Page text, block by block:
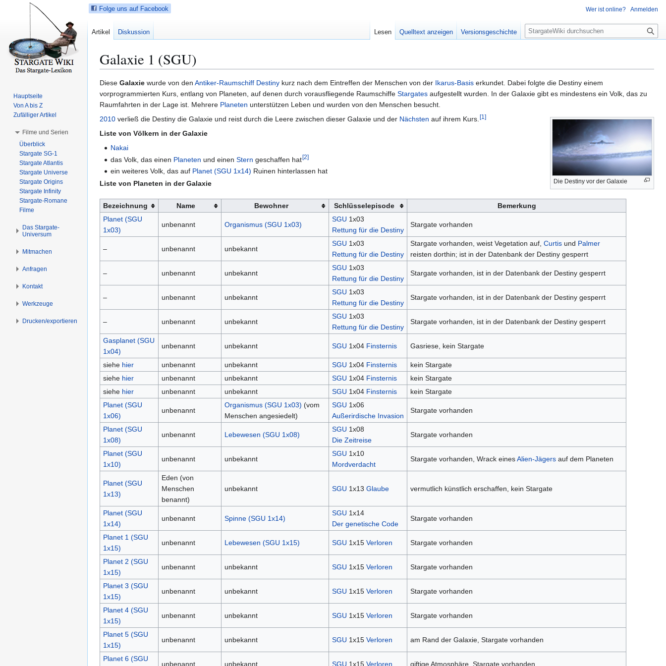
Galaxie 1 (SGU)
Z
u
r
N
v
t
n
p
Z
u
r
S
c
p
n
e
Diese Galaxie wurde von den Antiker-Raumschiff Destiny kurz nach dem Eintreffen der Menschen von der Ikarus-Basis erkundet. Dabei folgte die Destiny einem
vorprogrammierten Kurs, entlang von Planeten, auf denen durch vorausfliegende Raumschiffe Stargates aufgestellt wurden. In der Galaxie gibt es mindestens ein Volk, das zu
Raumfahrten in der Lage ist. Mehrere Planeten unterstützen Leben und wurden von den Menschen besucht.
Die Destiny vor der Galaxie
2010 verließ die Destiny die Galaxie und reist durch die Leere zwischen dieser Galaxie und der Nächsten auf ihrem Kurs.[1 ]
Liste von Völkern in der Galaxie
Nakai
das Volk, das einen Planeten und einenStern geschaffen hat[2]
ein weiteres Volk, das auf Planet (SGU 1x14) Ruinen hinterlassen hat
Liste von Planeten in der Galaxie
Bezeichnung Name Bewohner Schlüsselepisode
Bemerkung
Planet (SGU
1x03)
unbenannt Organismus (SGU 1x03)
SGU 1x03
Rettung für die Destiny
Stargate vorhanden
– unbenannt unbekannt
SGU 1x03
Rettung für die Destiny
Stargate vorhanden, weist Vegetation auf, Curtisund Palmer
reisten dorthin; ist in der Datenbank der Destiny gesperrt
– unbenannt unbekannt
SGU 1x03
Rettung für die Destiny
Stargate vorhanden, ist in der Datenbank der Destiny gesperrt
– unbenannt unbekannt
SGU 1x03
Rettung für die Destiny
Stargate vorhanden, ist in der Datenbank der Destiny gesperrt
– unbenannt unbekannt
SGU 1x03
Rettung für die Destiny
Stargate vorhanden, ist in der Datenbank der Destiny gesperrt
Gasplanet (SGU
1x04)
unbenannt unbekannt SGU 1x04 Finsternis Gasriese, kein Stargate
siehe hier unbenannt unbekannt SGU 1x04 Finsternis
kein Stargate
siehe hier unbenannt unbekannt SGU 1x04 Finsternis
kein Stargate
siehe hier unbenannt unbekannt SGU 1x04 Finsternis
kein Stargate
Planet (SGU
1x06)
unbenannt
Organismus (SGU 1x03) (vom
Menschen angesiedelt)
SGU 1x06
Außerirdische Invasion
Stargate vorhanden
Planet (SGU
1x08)
unbenannt Lebewesen (SGU 1x08)
SGU 1x08
Die Zeitreise
Stargate vorhanden
Planet (SGU
1x10)
unbenannt unbekannt
SGU 1x10
Mordverdacht
Stargate vorhanden, Wrack einesAlien-Jägersauf dem Planeten
Planet (SGU
1x13)
Eden (von
Menschen
benannt)
unbekannt SGU 1x13 Glaube vermutlich künstlich erschaffen, kein Stargate
Planet (SGU
1x14)
unbenannt Spinne (SGU 1x14)
SGU 1x14
Der genetische Code
Stargate vorhanden
Planet 1 (SGU
1x15)
unbenannt Lebewesen (SGU 1x15) SGU 1x15 Verloren Stargate vorhanden
Planet 2 (SGU
1x15)
unbenannt unbekannt SGU 1x15 Verloren Stargate vorhanden
Planet 3 (SGU
1x15)
unbenannt unbekannt SGU 1x15 Verloren Stargate vorhanden
Planet 4 (SGU
1x15)
unbenannt unbekannt SGU 1x15 Verloren Stargate vorhanden
Planet 5 (SGU
1x15)
unbenannt unbekannt SGU 1x15 Verloren am Rand der Galaxie, Stargate vorhanden
Planet 6 (SGU
unbenannt unbekannt SGU 1x15 Verloren giftige Atmosphäre, Stargate vorhanden
Folge uns auf Facebook Wer ist online? Anmelden
Artikel Diskussion Lesen Quelltext anzeigen Versionsgeschichte
S
u
e
Hauptseite
Von A bis Z
Zufälliger Artikel
Filme und Serien
Überblick
Stargate SG-1
Stargate Atlantis
Stargate Universe
Stargate Origins
Stargate Infinity
Stargate-Romane
Filme
Das Stargate-
Universum
Mitmachen
Anfragen
Kontakt
Werkzeuge
Drucken/­exportieren